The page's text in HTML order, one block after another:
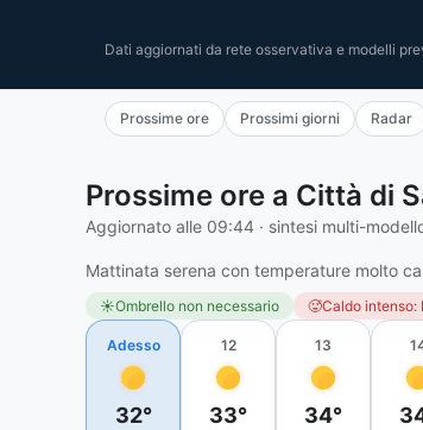
Dati aggiornati da rete osservativa e modelli
Prossime ore Prossimi giorni Radar
Prossime ore a Città di
Aggiornato alle 09:44 · sintesi multi-
Mattinata serena con temperature molto
☀️Ombrello non necessario 🥵Caldo intenso:
Adesso
32°
12
33°
13
34°